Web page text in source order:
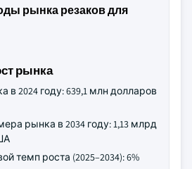
рынка резаков для
рынка
в 2024 году: 639,1 млн долларов
рынка в 2034 году: 1,13 млрд
темп роста (2025–2034): 6%